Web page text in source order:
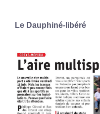
Le Dauphiné-libéré